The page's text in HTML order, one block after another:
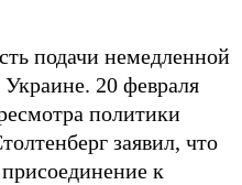
подачи немедленной
20 февраля
политики
заявил, что
к